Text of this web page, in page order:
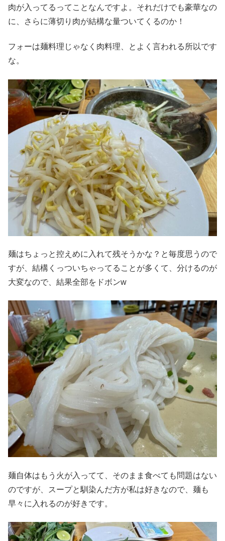
肉が入ってるってことなんですよ。それだけでも豪華なの
に、さらに薄切り肉が結構な量ついてくるのか！
フォーは麺料理じゃなく肉料理、とよく言われる所以です
な。
麺はちょっと控えめに入れて残そうかな？と毎度思うので
すが、結構くっついちゃってることが多くて、分けるのが
大変なので、結果全部をドボンw
麺自体はもう火が入ってて、そのまま食べても問題はない
のですが、スープと馴染んだ方が私は好きなので、麺も
早々に入れるのが好きです。